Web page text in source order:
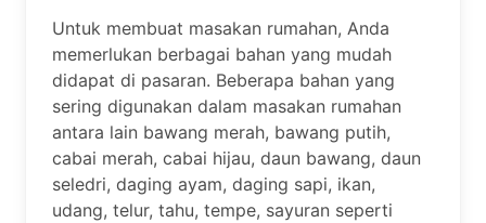
Untuk membuat masakan rumahan, Anda
memerlukan berbagai bahan yang mudah
didapat di pasaran. Beberapa bahan yang
sering digunakan dalam masakan rumahan
antara lain bawang merah, bawang putih,
cabai merah, cabai hijau, daun bawang, daun
seledri, daging ayam, daging sapi, ikan,
udang, telur, tahu, tempe, sayuran seperti